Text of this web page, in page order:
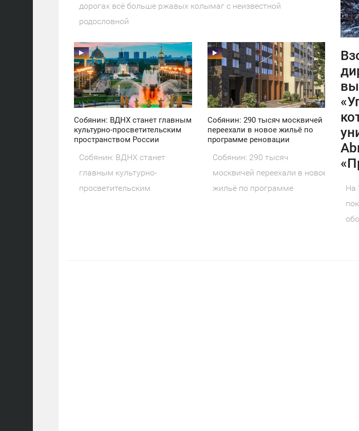
дорогах всё больше ржавых колымаг с неизвестной
родословной
Собянин: ВДНХ станет главным
культурно-просветительским
пространством России
Собянин: ВДНХ станет
главным культурно-
просветительским
11:30
Собянин: 290 тысяч москвичей
переехали в новое жильё по
программе реновации
Собянин: 290 тысяч
москвичей переехали в новое
жильё по программе
0
15
На